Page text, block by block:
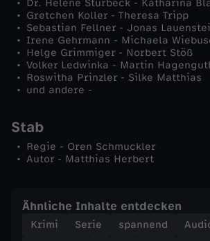
Dr. Helene Sturbeck - Katharina
Gretchen Koller - Theresa Tripp
Sebastian Fellner - Jonas
Irene Gehrmann - Michaela
Helge Grimmiger - Norbert Stöß
Volker Ledwinka - Martin
Roswitha Prinzler - Silke Matthias
und andere -
Stab
Regie - Oren Schmuckler
Autor - Matthias Herbert
Ähnliche Inhalte entdecken
Krimi Serie spannend